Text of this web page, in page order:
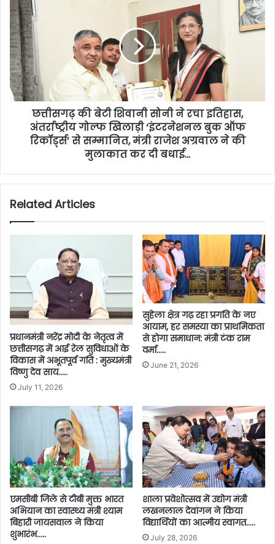
छत्तीसगढ़ की बेटी शिवानी सोनी ने रचा इतिहास,
अंतर्राष्ट्रीय गोल्फ खिलाड़ी ‘इंटरनेशनल बुक ऑफ
रिकॉर्ड्स’ से सम्मानित, मंत्री राजेश अग्रवाल ने की
मुलाकात कर दी बधाई…
Related Articles
प्रधानमंत्री नरेंद्र मोदी के नेतृत्व में
छत्तीसगढ़ में आई रेल सुविधाओं के
विकास में अभूतपूर्व गति : मुख्यमंत्री
विष्णु देव साय…..
July 11, 2026
सुहेला क्षेत्र गढ़ रहा प्रगति के नए
आयाम, हर समस्या का प्राथमिकता
से होगा समाधान: मंत्री टंक राम
वर्मा…..
June 21, 2026
एमसीबी जिले से टीबी मुक्त भारत
अभियान का स्वास्थ्य मंत्री श्याम
बिहारी जायसवाल ने किया
शुभारंभ…..
शाला प्रवेशोत्सव में उद्योग मंत्री
लखनलाल देवांगन ने किया
विद्यार्थियों का आत्मीय स्वागत…..
July 28, 2026